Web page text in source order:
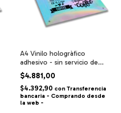
A4 Vinilo hologràfico
adhesivo - sin servicio de
corte - impresión alta
calidad / resistente al agua y
fricción –
$4.881,00
$4.392,90 con Transferencia
bancaria - Comprando desde
la web -